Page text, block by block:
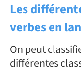
Les
verbes en
On peut
différentes